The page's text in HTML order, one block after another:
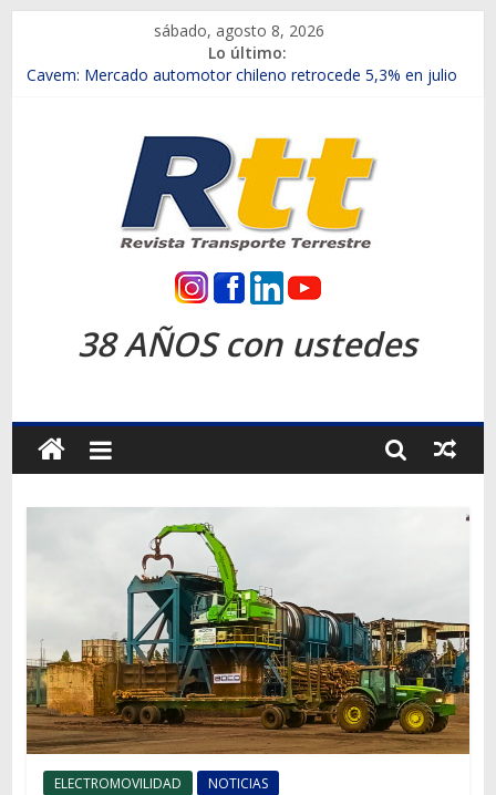
contenido
sábado, agosto 8, 2026
Lo último:
Chile es el primer mercado internacional en lanzar la nueva
Salfa suma vehículos electrificados de Chevrolet en el Biobío
Samex amplía su red con nuevas sucursales en Rancagua y
SINOTRUK Pick-ups presentó la recién estrenada Bolden en
la Expo Compras Públicas 2026
Revista
Transporte
Terrestre
mundo
del
transporte
38 AÑOS con ustedes
ELECTROMOVILIDAD NOTICIAS